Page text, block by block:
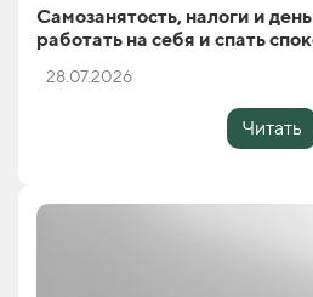
Самозанятость, налоги и
работать на себя и спать
28.07.2026
Читать